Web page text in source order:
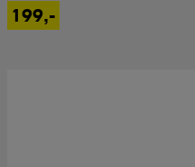
199,-